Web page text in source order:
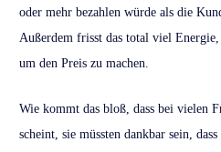
oder mehr bezahlen würde als die
Außerdem frisst das total viel
um den Preis zu machen.
Wie kommt das bloß, dass bei vielen
scheint, sie müssten dankbar sein,